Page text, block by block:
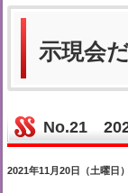
示現会
No.21
2021年11月20日（土曜日）